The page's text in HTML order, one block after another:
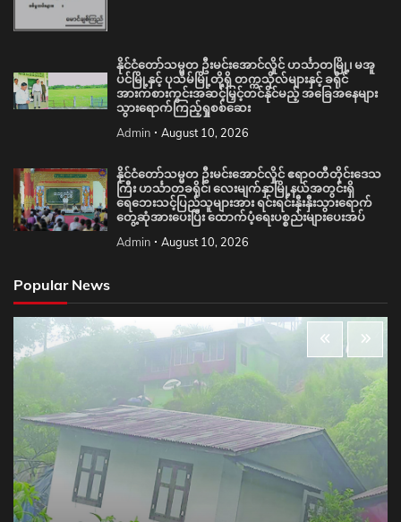
နိုင်ငံတော်သမ္မတ ဦးမင်းအောင်လှိုင် ဟင်္သာတမြို့၊ မအူ
ပင်မြို့နှင့် ပုသိမ်မြို့တို့ရှိ တက္ကသိုလ်များနှင့် ခရိုင်
အားကစားကွင်းအဆင့်မြှင့်တင်နိုင်မည့် အခြေအနေများ
သွားရောက်ကြည့်ရှုစစ်ဆေး
Admin August 10, 2026
နိုင်ငံတော်သမ္မတ ဦးမင်းအောင်လှိုင် ဧရာဝတီတိုင်းဒေသ
ကြီး ဟင်္သာတခရိုင်၊ လေးမျက်နှာမြို့နယ်အတွင်းရှိ
ရေဘေးသင့်ပြည်သူများအား ရင်းရင်းနှီးနှီးသွားရောက်
တွေ့ဆုံအားပေးပြီး ထောက်ပံ့ရေးပစ္စည်းများပေးအပ်
Admin August 10, 2026
Popular News